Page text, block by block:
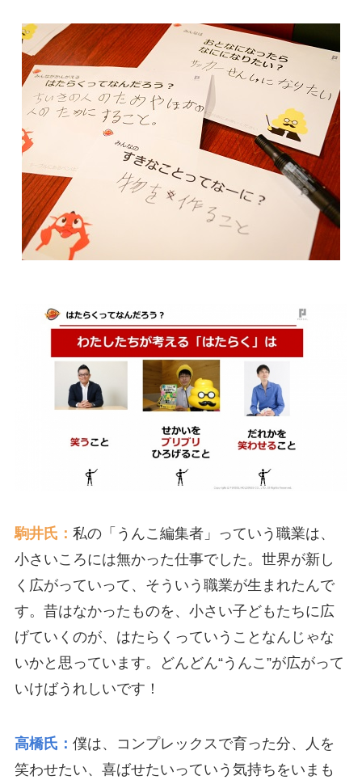
駒井氏： 私の「うんこ編集者」っていう職業は、
小さいころには無かった仕事でした。世界が新し
く広がっていって、そういう職業が生まれたんで
す。昔はなかったものを、小さい子どもたちに広
げていくのが、はたらくっていうことなんじゃな
いかと思っています。どんどん“うんこ”が広がって
いけばうれしいです！
高橋氏： 僕は、コンプレックスで育った分、人を
笑わせたい、喜ばせたいっていう気持ちをいまも